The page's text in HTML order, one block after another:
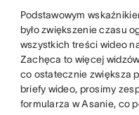
Podstawowym
było zwiększenie czasu
wszystkich treści wideo
Zachęca to więcej
co ostatecznie zwiększa
briefy wideo, prosimy
formularza w Asanie, co